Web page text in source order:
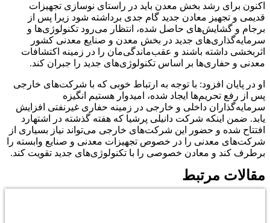
اکنون برای رشد بخش معدن باید در راستای نوسازی تجهیزات
قدیمی و تجهیز معادن جدید گام جدی برداشته شود زیرا پس از
برجام و گشایش‌های حاصل شده، انتظار می‌رود تکنولوژی‌ها و
سرمایه‌گذاری‌های جدید در بخش معدن و صنایع معدنی کشور
اثربخشی داشته باشند و عقب‌ماندگی‌مان را در زمینه اکتشافات
معدنی و حفاری‌ها بر اساس تکنولوژی‌های جدید را جبران کند.
او در پایان افزود: با توجه به ارتباط خوبی که با شرکت‌های خارجی
پس از رفع تحریم‌ها ایجاد شده، امیدوار هستیم انگیزه
سرمایه‌گذاران داخلی و خارجی در زمینه حفاری غیرنفتی افزایش
یابد. ضمن اینکه شرکت دانیلی پرشیا که هفته گذشته در اشتهارد
افتتاح شده و حضور این شرکت‌های خارجی می‌تواند نیاز بسیاری از
شرکت‌های معدنی را در خصوص تجهیزات معدنی و صنایع وابسته را
برطرف کند و معادن خصوصی را با تکنولوژی‌های جدید تقویت کند.
مقالات مرتبط